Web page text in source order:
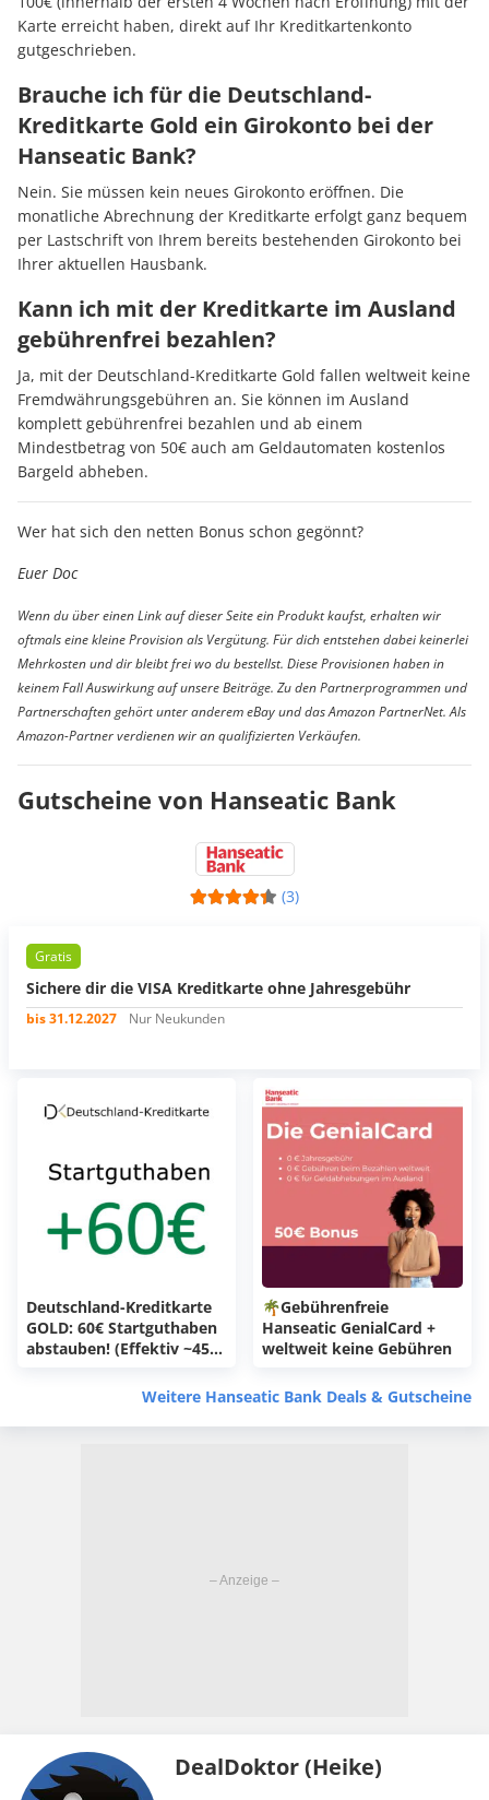
Karte erreicht haben, direkt auf Ihr Kreditkartenkonto
gutgeschrieben.
Brauche ich für die Deutschland-
Kreditkarte Gold ein Girokonto bei der
Hanseatic Bank?
Nein. Sie müssen kein neues Girokonto eröffnen. Die
monatliche Abrechnung der Kreditkarte erfolgt ganz bequem
per Lastschrift von Ihrem bereits bestehenden Girokonto bei
Ihrer aktuellen Hausbank.
Kann ich mit der Kreditkarte im Ausland
gebührenfrei bezahlen?
Ja, mit der Deutschland-Kreditkarte Gold fallen weltweit keine
Fremdwährungsgebühren an. Sie können im Ausland
komplett gebührenfrei bezahlen und ab einem
Mindestbetrag von 50€ auch am Geldautomaten kostenlos
Bargeld abheben.
Wer hat sich den netten Bonus schon gegönnt?
Euer Doc
Wenn du über einen Link auf dieser Seite ein Produkt kaufst, erhalten wir
oftmals eine kleine Provision als Vergütung. Für dich entstehen dabei keinerlei
Mehrkosten und dir bleibt frei wo du bestellst. Diese Provisionen haben in
keinem Fall Auswirkung auf unsere Beiträge. Zu den Partnerprogrammen und
Partnerschaften gehört unter anderem eBay und das Amazon PartnerNet. Als
Amazon-Partner verdienen wir an qualifizierten Verkäufen.
Gutscheine von Hanseatic Bank
(3)
Gratis
Sichere dir die VISA Kreditkarte ohne Jahresgebühr
bis 31.12.2027 Nur Neukunden
Deutschland-Kreditkarte
GOLD: 60€ Startguthaben
abstauben! (Effektiv ~45€
🌴Gebührenfreie
Hanseatic GenialCard +
weltweit keine Gebühren
Weitere Hanseatic Bank Deals & Gutscheine
DealDoktor (Heike)